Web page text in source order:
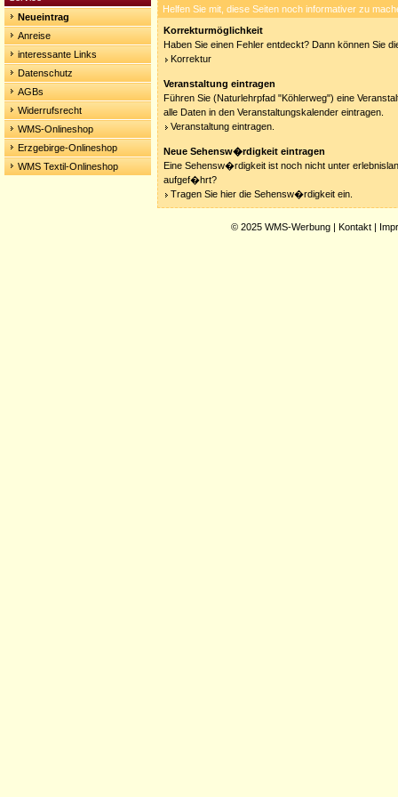
Neueintrag
Anreise
interessante Links
Datenschutz
AGBs
Widerrufsrecht
WMS-Onlineshop
Erzgebirge-Onlineshop
WMS Textil-Onlineshop
Helfen Sie mit, diese Seiten noch informativer zu
Korrekturmöglichkeit
Haben Sie einen Fehler entdeckt? Dann können Sie
Korrektur
Veranstaltung eintragen
Führen Sie (Naturlehrpfad "Köhlerweg") eine
alle Daten in den Veranstaltungskalender eintragen.
Veranstaltung eintragen.
Neue Sehensw�rdigkeit eintragen
Eine Sehensw�rdigkeit ist noch nicht unter
aufgef�hrt?
Tragen Sie hier die Sehensw�rdigkeit ein.
© 2025 WMS-Werbung | Kontakt |